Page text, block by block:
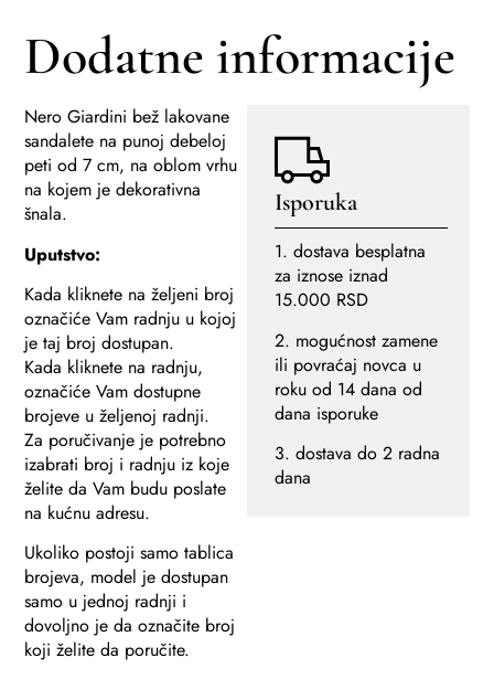
Dodatne informacije
Nero Giardini bež lakovane
sandalete na punoj debeloj
peti od 7 cm, na oblom vrhu
na kojem je dekorativna
šnala.
Uputstvo:
Kada kliknete na željeni broj
označiće Vam radnju u kojoj
je taj broj dostupan.
Kada kliknete na radnju,
označiće Vam dostupne
brojeve u željenoj radnji.
Za poručivanje je potrebno
izabrati broj i radnju iz koje
želite da Vam budu poslate
na kućnu adresu.
Ukoliko postoji samo tablica
brojeva, model je dostupan
samo u jednoj radnji i
dovoljno je da označite broj
koji želite da poručite.
Isporuka
1. dostava besplatna
za iznose iznad
15.000 RSD
2. mogućnost zamene
ili povraćaj novca u
roku od 14 dana od
dana isporuke
3. dostava do 2 radna
dana